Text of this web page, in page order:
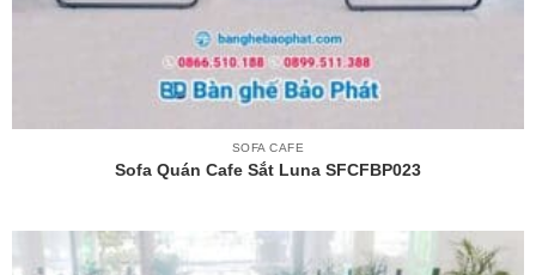
SOFA CAFE
Sofa Quán Cafe Sắt Luna SFCFBP023